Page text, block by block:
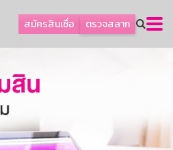
สมัครสินเชื่อ ตรวจสลาก